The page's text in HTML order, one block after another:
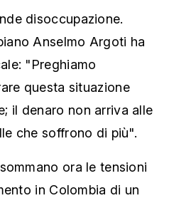
disoccupazione.
Anselmo Argoti ha
"Preghiamo
questa situazione
il denaro non arriva alle
che soffrono di più".
ora le tensioni
in Colombia di un